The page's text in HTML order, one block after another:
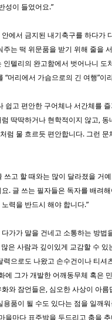
성이 들었어요.”
에서 금지된 내기축구를 하다가
는 떡 위문품을 받기 위해 줄을
인텔리의 완고함에서 벗어나니 도
“머리에서 가슴으로의 긴 여행”이
쉽고 편안한 구어체나 서간체를
딱딱하거나 현학적이지 않고,
럼 물 흐르듯 편안합니다. 그런
쓰고 할 때와는 많이 달라졌을 거
. 글 쓰는 필자들은 독자를 배려
력을 반드시 해야 합니다.”
가가 말을 건네고 소통하는 방법
은 사람과 깊이있게 교감할 수 있
력으로도 나왔고 손수건이나 티셔
에 그가 개발한 어깨동무체 혹은
와 잠언들은, 심오한 사상이 아
용품이 될 수도 있다는 점을 일깨
을마다 표주박을 두드리고 춤을